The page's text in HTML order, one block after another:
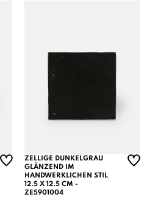
ZELLIGE DUNKELGRAU
GLÄNZEND IM
HANDWERKLICHEN STIL
12.5 X 12.5 CM -
ZE5901004